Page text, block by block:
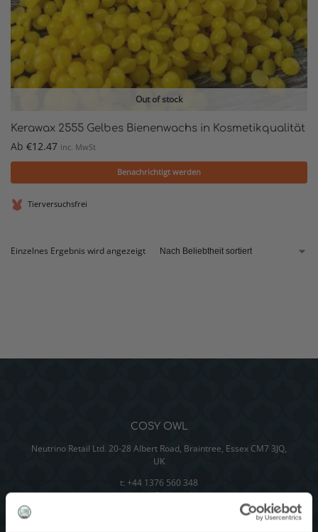
Out of stock
Kerawax 2555 Gelbes Bienenwachs in Kosmetikqualität
Ab €12.47 inc. MwSt
Benachrichtigt werden
Tierversuchsfrei
Einzelnes Ergebnis wird angezeigt
COSY OWL
Neutrino Retail Ltd. 20-28 Albert Road, Braintree, Essex CM7 3JQ,
UK
t: +44 1376 560 348
e:enquiries@cosyowl.com